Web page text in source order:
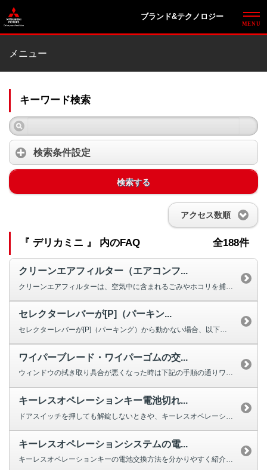
ブランド&テクノロジー
メニュー
キーワード検索
検索条件設定
検索する
アクセス数順
『 デリカミニ 』 内のFAQ 全188件
クリーンエアフィルター（エアコンフ...
セレクターレバーが[P]（パーキン...
セレクターレバーが[P]（パーキング）から動かない場合、以下を確認してくだ...
ワイパーブレード・ワイパーゴムの交...
ウィンドウの拭き取り具合が悪くなった時は下記の手順の通りワイパーの交換をし...
キーレスオペレーションキー電池切れ...
ドアスイッチを押しても解錠しないときや、キーレスオペレーションキーのボタン...
キーレスオペレーションシステムの電...
キーレスオペレーションキーの電池交換方法を分かりやすく紹介する動画をご用意...